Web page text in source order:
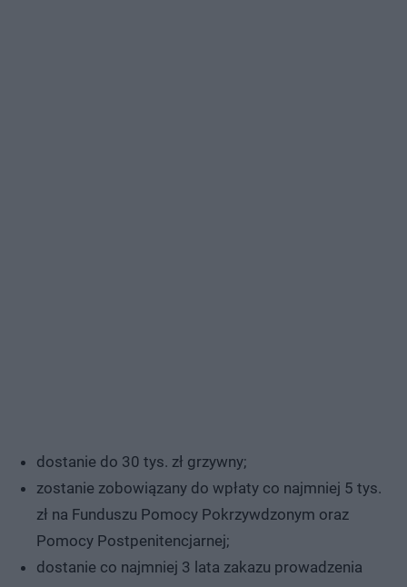
dostanie do 30 tys. zł grzywny;
zostanie zobowiązany do wpłaty co najmniej 5 tys.
zł na Funduszu Pomocy Pokrzywdzonym oraz
Pomocy Postpenitencjarnej;
dostanie co najmniej 3 lata zakazu prowadzenia